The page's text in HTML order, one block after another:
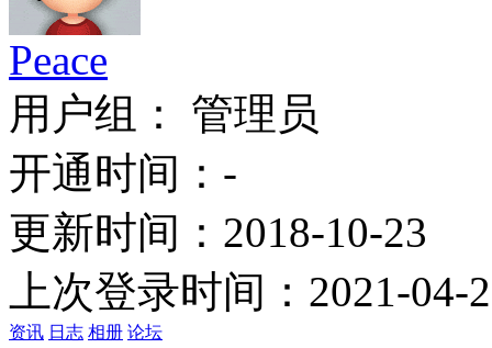
Peace
用户组： 管理员
开通时间：-
更新时间：2018-10-23
上次登录时间：2021-04-
资讯 日志 相册 论坛